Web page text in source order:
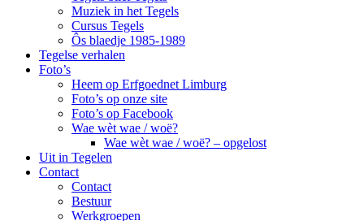
Muziek in het Tegels
Cursus Tegels
Ôs blaedje 1985-1989
Tegelse verhalen
Foto’s
Heem op Erfgoednet Limburg
Foto’s op onze site
Foto’s op Facebook
Wae wèt wae / woë?
Wae wèt wae / woë? – opgelost
Uit in Tegelen
Contact
Contact
Bestuur
Werkgroepen